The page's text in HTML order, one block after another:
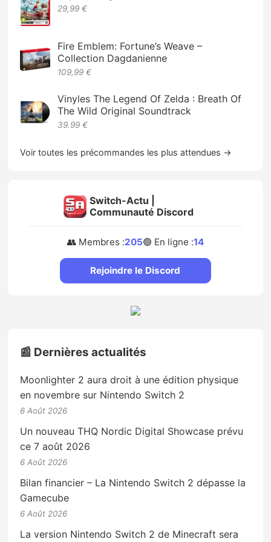
29,99 €
Fire Emblem: Fortune’s Weave –
Collection Dagdanienne
109,99 €
Vinyles The Legend Of Zelda : Breath Of
The Wild Original Soundtrack
39.99 €
Voir toutes les précommandes les plus attendues →
Switch-Actu |
Communauté Discord
👥 Membres :205🟢 En ligne :14
Rejoindre le Discord
📰 Dernières actualités
Moonlighter 2 aura droit à une édition physique
en novembre sur Nintendo Switch 2
6 Août 2026
Un nouveau THQ Nordic Digital Showcase prévu
ce 7 août 2026
6 Août 2026
Bilan financier – La Nintendo Switch 2 dépasse la
Gamecube
6 Août 2026
La version Nintendo Switch 2 de Minecraft sera